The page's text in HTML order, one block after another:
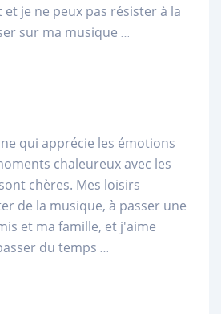
je ne peux pas résister à la
sur ma musique ...
qui apprécie les émotions
chaleureux avec les
chères. Mes loisirs
de la musique, à passer une
et ma famille, et j'aime
du temps ...